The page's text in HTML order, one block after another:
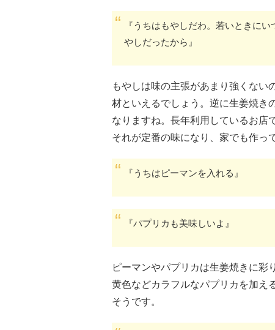
『うちはもやしだわ。若いときに
やしだったから』
もやしは味の主張があまり強くない
材といえるでしょう。逆に生姜焼き
なりますね。長年利用しているお店
それが定番の味になり、家でも作っ
『うちはピーマンを入れる』
『パプリカも美味しいよ』
ピーマンやパプリカは生姜焼きに彩
黄色などカラフルなパプリカを加え
そうです。